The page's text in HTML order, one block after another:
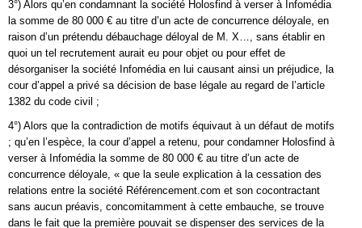
3°) Alors qu’en condamnant la société Holosfind à verser à Infomédia
la somme de 80 000 € au titre d’un acte de concurrence déloyale, en
raison d’un prétendu débauchage déloyal de M. X…, sans établir en
quoi un tel recrutement aurait eu pour objet ou pour effet de
désorganiser la société Infomédia en lui causant ainsi un préjudice, la
cour d’appel a privé sa décision de base légale au regard de l’article
1382 du code civil ;
4°) Alors que la contradiction de motifs équivaut à un défaut de motifs
; qu’en l’espèce, la cour d’appel a retenu, pour condamner Holosfind à
verser à Infomédia la somme de 80 000 € au titre d’un acte de
concurrence déloyale, « que la seule explication à la cessation des
relations entre la société Référencement.com et son cocontractant
sans aucun préavis, concomitamment à cette embauche, se trouve
dans le fait que la première pouvait se dispenser des services de la